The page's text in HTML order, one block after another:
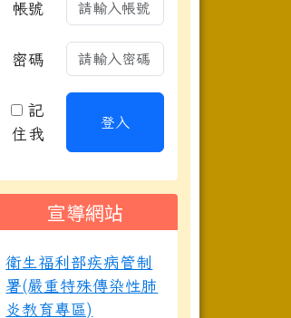
帳號
密碼
記
住我
登入
宣導網站
衛生福利部疾病管制
署(嚴重特殊傳染性肺
炎教育專區)